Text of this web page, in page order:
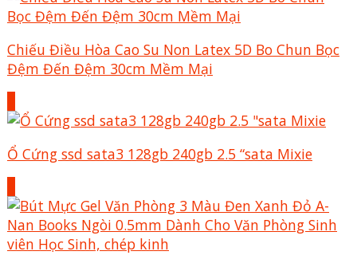
Chiếu Điều Hòa Cao Su Non Latex 5D Bo Chun Bọc
Đệm Đến Đệm 30cm Mềm Mại
Ổ Cứng ssd sata3 128gb 240gb 2.5 “sata Mixie